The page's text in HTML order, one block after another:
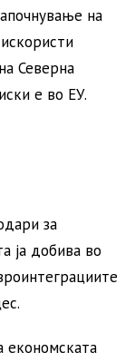
на
Северна
е во ЕУ.
за
ја добива во
економската